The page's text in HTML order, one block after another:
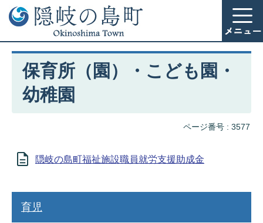
保育所（園）・こども園・
幼稚園
ページ番号 : 3577
隠岐の島町福祉施設職員就労支援助成金
育児